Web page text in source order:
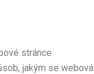
stránce
jakým se webová